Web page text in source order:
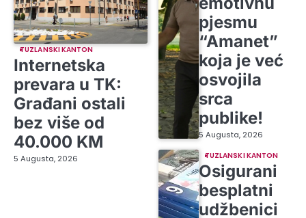
TUZLANSKI KANTON
Internetska
prevara u TK:
Građani ostali
bez više od
40.000 KM
5 Augusta, 2026
pjesmu
“Amanet”
koja je već
osvojila
srca
publike!
5 Augusta, 2026
TUZLANSKI KANTON
Osigurani
besplatni
udžbenici